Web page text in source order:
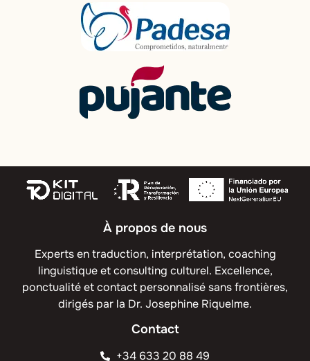
À propos de nous
Experts en traduction, interprétation, coaching
linguistique et consulting culturel. Excellence,
ponctualité et contact personnalisé sans frontières,
dirigés par la Dr. Josephine Riquelme.
Contact
+34 633 20 88 49